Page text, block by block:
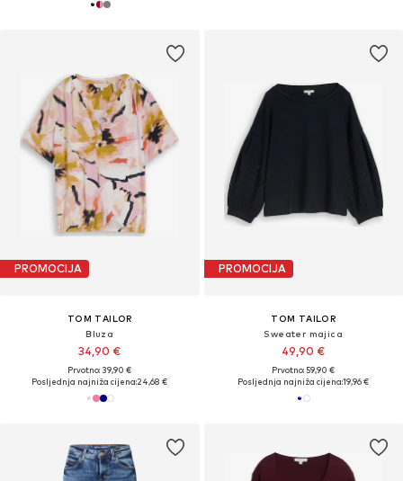
PROMOCIJA
TOM TAILOR
Bluza
34,90 €
Prvotno: 39,90 €
Posljednja najniža cijena:24,68 €
PROMOCIJA
TOM TAILOR
Sweater majica
49,90 €
Prvotno: 59,90 €
Posljednja najniža cijena:19,96 €